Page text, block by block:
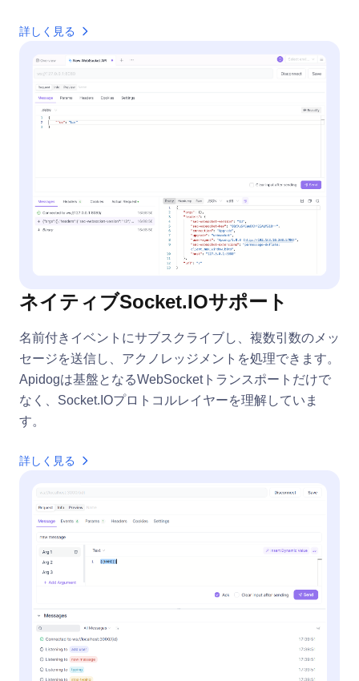
詳しく見る
ネイティブSocket.IOサポート
名前付きイベントにサブスクライブし、複数引数のメッ
セージを送信し、アクノレッジメントを処理できます。
Apidogは基盤となるWebSocketトランスポートだけで
なく、Socket.IOプロトコルレイヤーを理解していま
す。
詳しく見る